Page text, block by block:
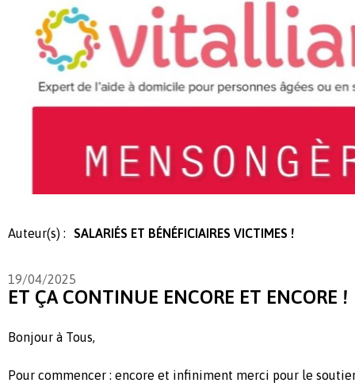
Auteur(s) : SALARIÉS ET BÉNÉFICIAIRES VICTIMES !
19/04/2025
ET ÇA CONTINUE ENCORE ET ENCORE !
Bonjour à Tous,
Pour commencer : encore et infiniment merci pour le